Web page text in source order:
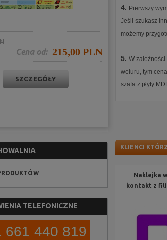
Cena od: 215,00 PLN
SZCZEGÓŁY
TELEFONICZNE
661 440 819
4. Pierwszy
Jeśli szukasz
możemy
5. W
weluru, tym
szafa z płyty
KLIENCI
Naklejka
kontakt z